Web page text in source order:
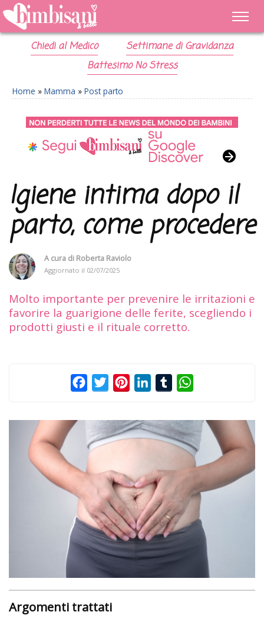
Chiedi al Medico
Settimane di Gravidanza
Battesimo No Stress
Home » Mamma » Post parto
Igiene intima dopo il
parto, come procedere
A cura di Roberta Raviolo
Aggiornato il 02/07/2025
Molto importante per prevenire le irritazioni e
favorire la guarigione delle ferite, scegliendo i
prodotti giusti e il rituale corretto.
FacebookTwitterPinterestLinkedInTumblr
Argomenti trattati